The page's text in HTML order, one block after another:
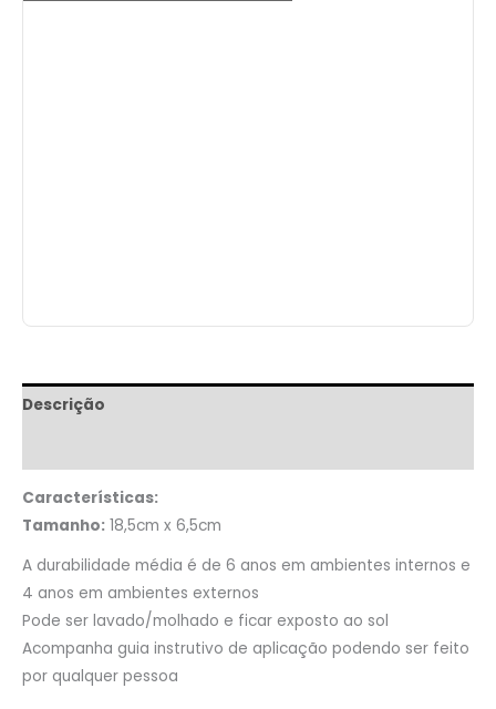
Descrição
Características:
Tamanho: 18,5cm x 6,5cm
A durabilidade média é de 6 anos em ambientes internos e
4 anos em ambientes externos
Pode ser lavado/molhado e ficar exposto ao sol
Acompanha guia instrutivo de aplicação podendo ser feito
por qualquer pessoa